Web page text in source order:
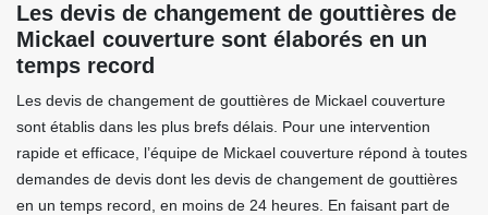
Les devis de changement de gouttières de
Mickael couverture sont élaborés en un
temps record
Les devis de changement de gouttières de Mickael couverture
sont établis dans les plus brefs délais. Pour une intervention
rapide et efficace, l’équipe de Mickael couverture répond à toutes
demandes de devis dont les devis de changement de gouttières
en un temps record, en moins de 24 heures. En faisant part de